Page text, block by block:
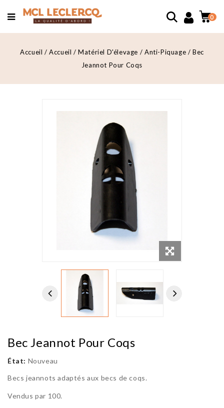
0
Accueil Accueil Matériel D'élevage Anti-Piquage
Bec
Jeannot Pour Coqs
Bec Jeannot Pour Coqs
État: Nouveau
Becs jeannots adaptés aux becs de coqs.
Vendus par 100.